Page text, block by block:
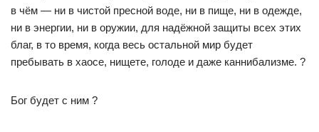
в чём — ни в чистой пресной воде, ни в пище, ни в одежде,
ни в энергии, ни в оружии, для надёжной защиты всех этих
благ, в то время, когда весь остальной мир будет
пребывать в хаосе, нищете, голоде и даже каннибализме. ?
Бог будет с ним ?